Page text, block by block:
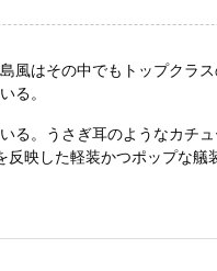
風はその中でもトップクラ
る。
る。うさぎ耳のようなカチ
映した軽装かつポップな艤